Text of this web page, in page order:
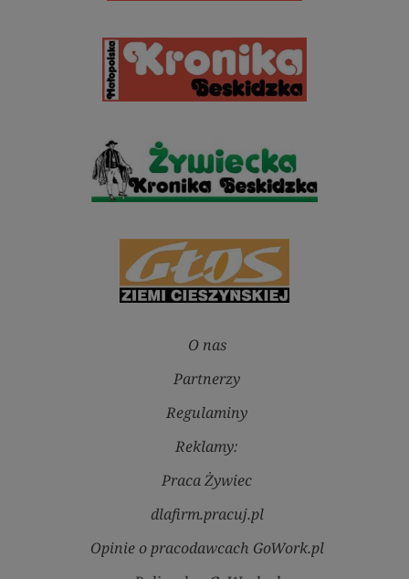
O nas
Partnerzy
Regulaminy
Reklamy:
Praca Żywiec
dlafirm.pracuj.pl
Opinie o pracodawcach GoWork.pl